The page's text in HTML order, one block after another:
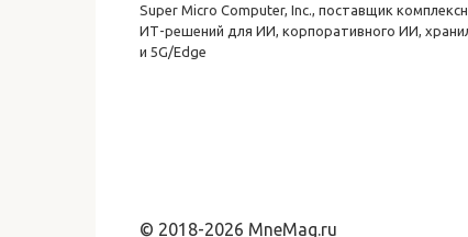
Super Micro Computer, Inc., поставщик
ИТ-решений для ИИ, корпоративного ИИ,
и 5G/Edge
© 2018-2026 MneMag.ru